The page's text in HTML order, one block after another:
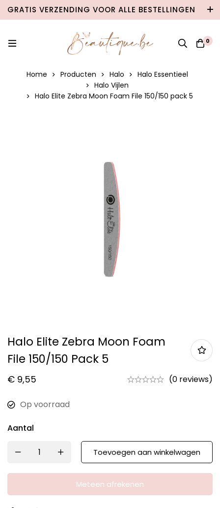
GRATIS VERZENDING VOOR ALLE BESTELLINGEN
VANAF €100 IN BELGIË & €120 NAAR
0
Home Producten Halo
Halo Essentieel
Halo Vijlen
Halo Elite Zebra Moon Foam File 150/150 pack 5
Halo Elite Zebra Moon Foam
File 150/150 Pack 5
€ 9,55 (0 reviews)
Op voorraad
Aantal
Toevoegen aan winkelwagen
Meteen afrekenen